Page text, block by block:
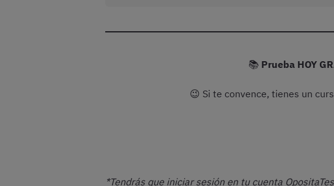
📚 Prueba HOY
😉 Si te convence, tienes un
*Tendrás que iniciar sesión en tu cuenta